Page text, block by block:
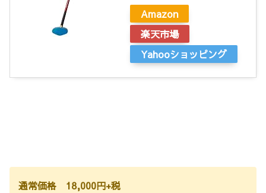
Amazon
楽天市場
Yahooショッピング
通常価格 18,000円+税